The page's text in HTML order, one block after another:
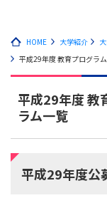
HOME 大学紹介
平成29年度 教育プログラ
平成29年度 教
ラム一覧
平成29年度公